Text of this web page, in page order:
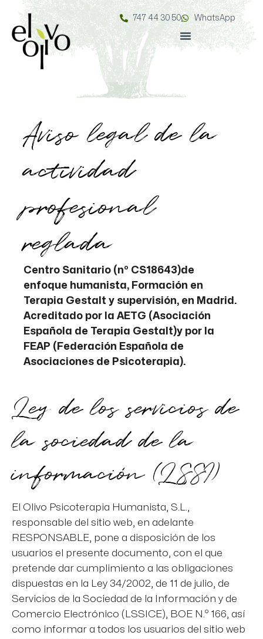
747 44 30 50 WhatsApp
Aviso legal de la
actividad
profesional
reglada
Centro Sanitario (nº CS18643)de
enfoque humanista, Formación en
Terapia Gestalt y supervisión, en Madrid.
Acreditado por la AETG (Asociación
Española de Terapia Gestalt)y por la
FEAP (Federación Española de
Asociaciones de Psicoterapia).
Ley de los servicios de
la sociedad de la
información (LSSI)
El Olivo Psicoterapia Humanista, S.L.,
responsable del sitio web, en adelante
RESPONSABLE, pone a disposición de los
usuarios el presente documento, con el que
pretende dar cumplimiento a las obligaciones
dispuestas en la Ley 34/2002, de 11 de julio, de
Servicios de la Sociedad de la Información y de
Comercio Electrónico (LSSICE), BOE N.º 166, así
como informar a todos los usuarios del sitio web